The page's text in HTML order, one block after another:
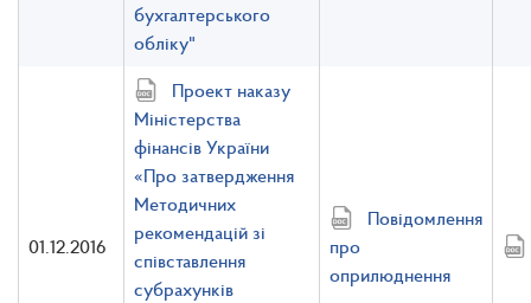
бухгалтерського
обліку"
01.12.2016
Проект наказу
Міністерства
фінансів України
«Про затвердження
Методичних
рекомендацій зі
співставлення
субрахунків
Повідомлення
про
оприлюднення